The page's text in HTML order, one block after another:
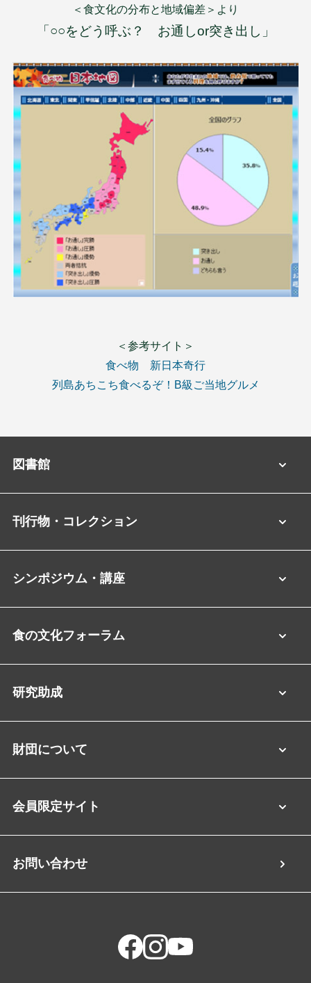
＜食文化の分布と地域偏差＞より
「○○をどう呼ぶ？ お通しor突き出し」
＜参考サイト＞
食べ物 新日本奇行
列島あちこち食べるぞ！B級ご当地グルメ
図書館
刊行物・コレクション
シンポジウム・講座
食の文化フォーラム
研究助成
財団について
会員限定サイト
お問い合わせ